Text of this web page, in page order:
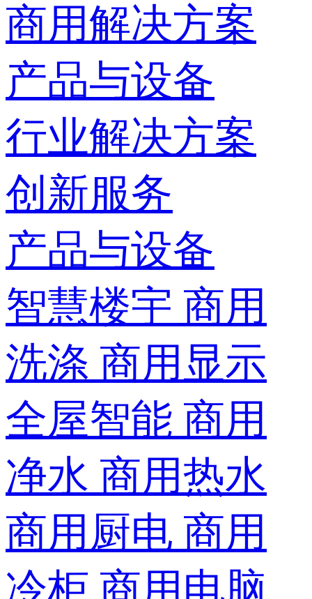
商用解决方案
产品与设备
行业解决方案
创新服务
产品与设备
智慧楼宇 商用
洗涤 商用显示
全屋智能 商用
净水 商用热水
商用厨电 商用
冷柜 商用电脑